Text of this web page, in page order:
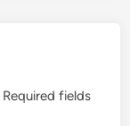
Required fields